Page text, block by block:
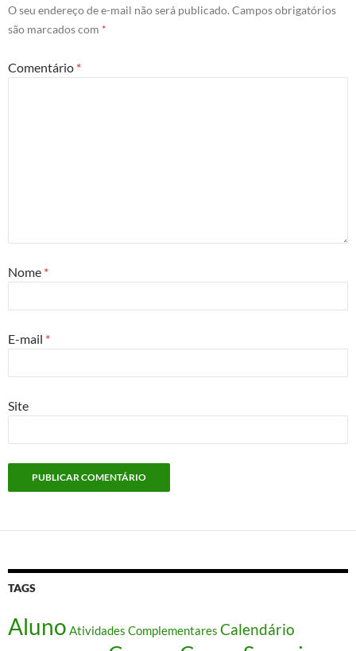
O seu endereço de e-mail não será publicado. Campos obrigatórios
são marcados com *
Comentário *
Nome *
E-mail *
Site
TAGS
Aluno Atividades Complementares Calendário